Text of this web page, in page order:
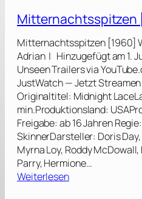
Mitternachtsspitzen
Mitternachtsspitzen [1960]
Adrian | Hinzugefügt am 1.
Unseen Trailers via
JustWatch — Jetzt
Originaltitel: Midnight
min.Produktionsland:
Freigabe: ab 16 Jahren
SkinnerDarsteller: Doris
Myrna Loy, Roddy
Parry, Hermione…
Weiterlesen: